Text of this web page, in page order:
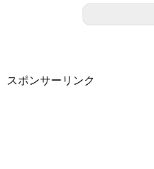
スポンサーリンク